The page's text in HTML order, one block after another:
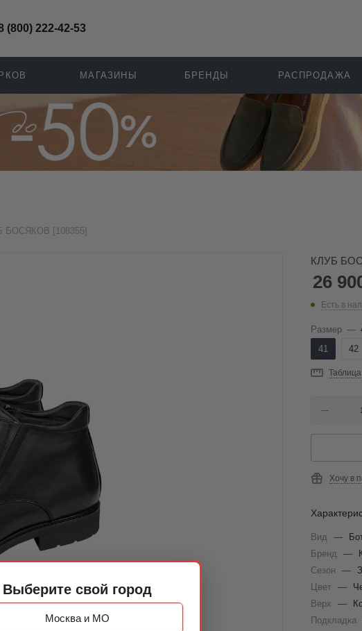
Выберите свой город
Москва и МО
(800) 222-42-53
МАГАЗИНЫ БРЕНДЫ РАСПРОДАЖА
БОСЯКОВ [108355]
КЛУБ
26
Есть в
Размер —
41
42
Хочу в
Вид —
Бренд
—
Сезон
—
Цвет —
Верх
—
Подкладка